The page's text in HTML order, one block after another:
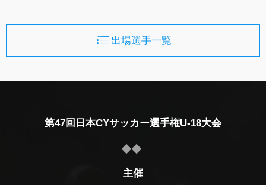
出場選手一覧
第47回日本CYサッカー選手権U-18大会
主催